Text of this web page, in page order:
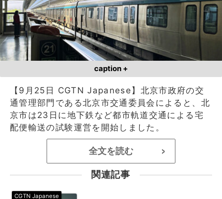
caption +
【9月25日 CGTN Japanese】北京市政府の交
通管理部門である北京市交通委員会によると、北
京市は23日に地下鉄など都市軌道交通による宅
配便輸送の試験運営を開始しました。
全文を読む >
関連記事